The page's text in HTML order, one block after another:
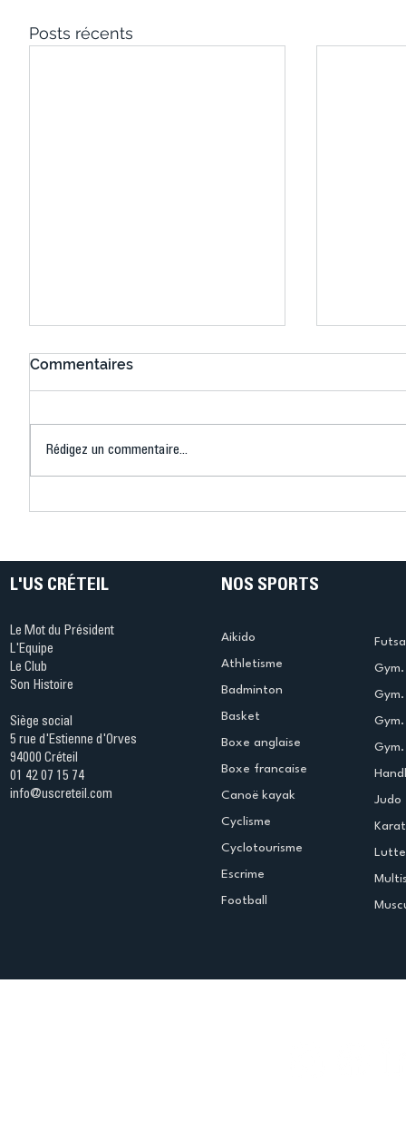
Posts récents
Commentaires
Rédigez un commentaire...
L'US CRÉTEIL
Le Mot du Président
L'Equipe
Le Club
Son Histoire
Siège social
5 rue d'Estienne d'Orves
94000 Créteil
01 42 07 15 74
info@uscreteil.com
NOS SPORTS
Aikido
Athletisme
Badminton
Basket
Boxe anglaise
Boxe francaise
Canoë kayak
Cyclisme
Cyclotourisme
Escrime
Football
Judo
Lutte